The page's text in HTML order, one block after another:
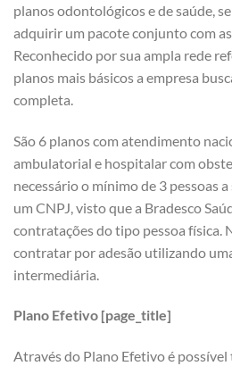
planos odontológicos e de saúde,
adquirir um pacote conjunto com
Reconhecido por sua ampla rede
planos mais básicos a empresa
completa.
São 6 planos com atendimento
ambulatorial e hospitalar com
necessário o mínimo de 3 pessoas
um CNPJ, visto que a Bradesco
contratações do tipo pessoa física.
contratar por adesão utilizando
intermediária.
Plano Efetivo [page_title]
Através do Plano Efetivo é possível